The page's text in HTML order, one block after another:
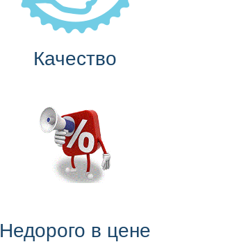
Качество
Недорого в цене